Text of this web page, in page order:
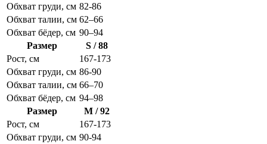
Обхват груди, см 82-86
Обхват талии, см 62–66
Обхват бёдер, см 90–94
Размер
S / 88
Рост, см
167-173
Обхват груди, см 86-90
Обхват талии, см 66–70
Обхват бёдер, см 94–98
Размер
M / 92
Рост, см
167-173
Обхват груди, см 90-94